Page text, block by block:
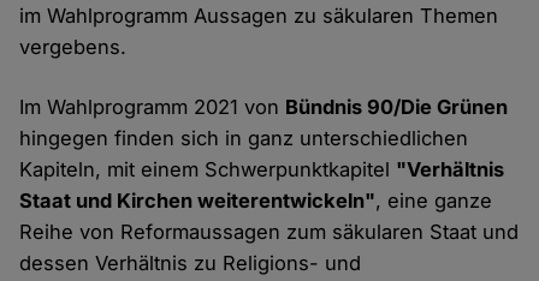
im Wahlprogramm Aussagen zu säkularen Themen
vergebens.
Im Wahlprogramm 2021 von Bündnis 90/Die Grünen
hingegen finden sich in ganz unterschiedlichen
Kapiteln, mit einem Schwerpunktkapitel "Verhältnis
Staat und Kirchen weiterentwickeln", eine ganze
Reihe von Reformaussagen zum säkularen Staat und
dessen Verhältnis zu Religions- und